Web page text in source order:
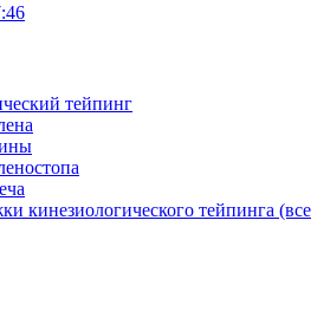
тейпинг
кинезиологического тейпинга (все